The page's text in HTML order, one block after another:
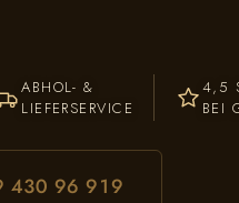
ABHOL- &
LIEFERSERVICE
4,5
BEI
430 96 919